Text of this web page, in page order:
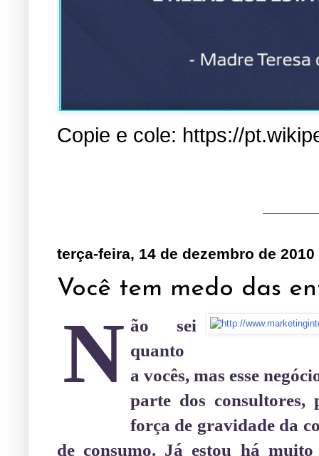
Copie e cole: https://
terça-feira, 14 de dezembro de 2010
Você tem medo das
N ão sei
quanto
a vocês, mas esse
parte dos consultores,
força de gravidade da
de consumo. Já estou há